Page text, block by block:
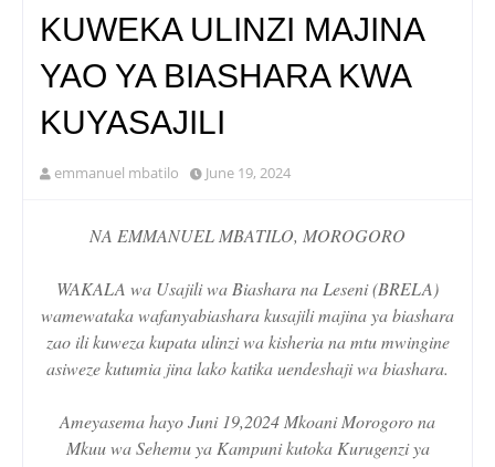
KUWEKA ULINZI MAJINA
YAO YA BIASHARA KWA
KUYASAJILI
emmanuel mbatilo June 19, 2024
NA EMMANUEL MBATILO, MOROGORO
WAKALA wa Usajili wa Biashara na Leseni (BRELA)
wamewataka wafanyabiashara kusajili majina ya biashara
zao ili kuweza kupata ulinzi wa kisheria na mtu mwingine
asiweze kutumia jina lako katika uendeshaji wa biashara.
Ameyasema hayo Juni 19,2024 Mkoani Morogoro na
Mkuu wa Sehemu ya Kampuni kutoka Kurugenzi ya